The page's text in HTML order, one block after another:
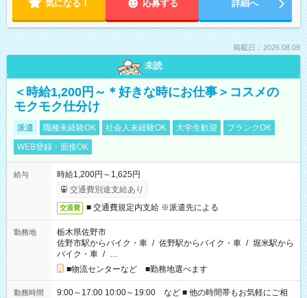
気になる！ 応募する 詳細へ
掲載日：2026.08.09
未読
＜時給1,200円～＊好きな時にお仕事＞コスメの
モクモク仕分け
派遣 職種未経験OK 社会人未経験OK 大学生歓迎
ブランクOK
WEB登録・面接OK
給与
時給1,200円～1,625円
交通費別途支給あり
交通費 ■ 交通費規定内支給 ※派遣先による
勤務地
栃木県佐野市
佐野市駅からバイク・車 / 佐野駅からバイク・車 / 堀米駅から
バイク・車 / …
■物流センターなど ■勤務地選べます
勤務時間
9:00～17:00 10:00～19:00 など ■ 他の時間帯もお気軽にご相